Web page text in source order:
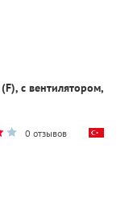
с вентилятором,
0 отзывов